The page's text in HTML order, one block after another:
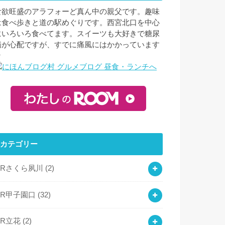
欲旺盛のアラフォーど真ん中の親父です。趣味
食べ歩きと道の駅めぐりです。西宮北口を中心
いろいろ食べてます。スイーツも大好きで糖尿
が心配ですが、すでに痛風にはかかっています
カテゴリー
さくら夙川 (2)
甲子園口 (32)
立花 (2)